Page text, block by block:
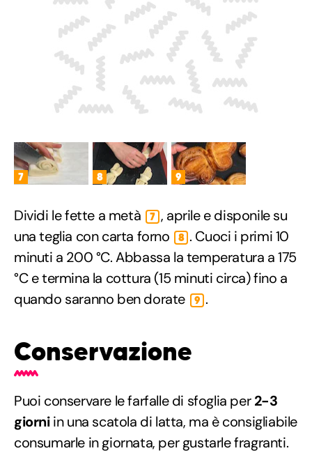
7 8 9
Dividi le fette a metà 7 , aprile e disponile su
una teglia con carta forno
8 . Cuoci i primi 10
minuti a 200 °C. Abbassa la temperatura a 175
°C e termina la cottura (15 minuti circa) fino a
quando saranno ben dorate
9 .
Conservazione
Puoi conservare le farfalle di sfoglia per2-3
giorniin una scatola di latta, ma è consigliabile
consumarle in giornata, per gustarle fragranti.